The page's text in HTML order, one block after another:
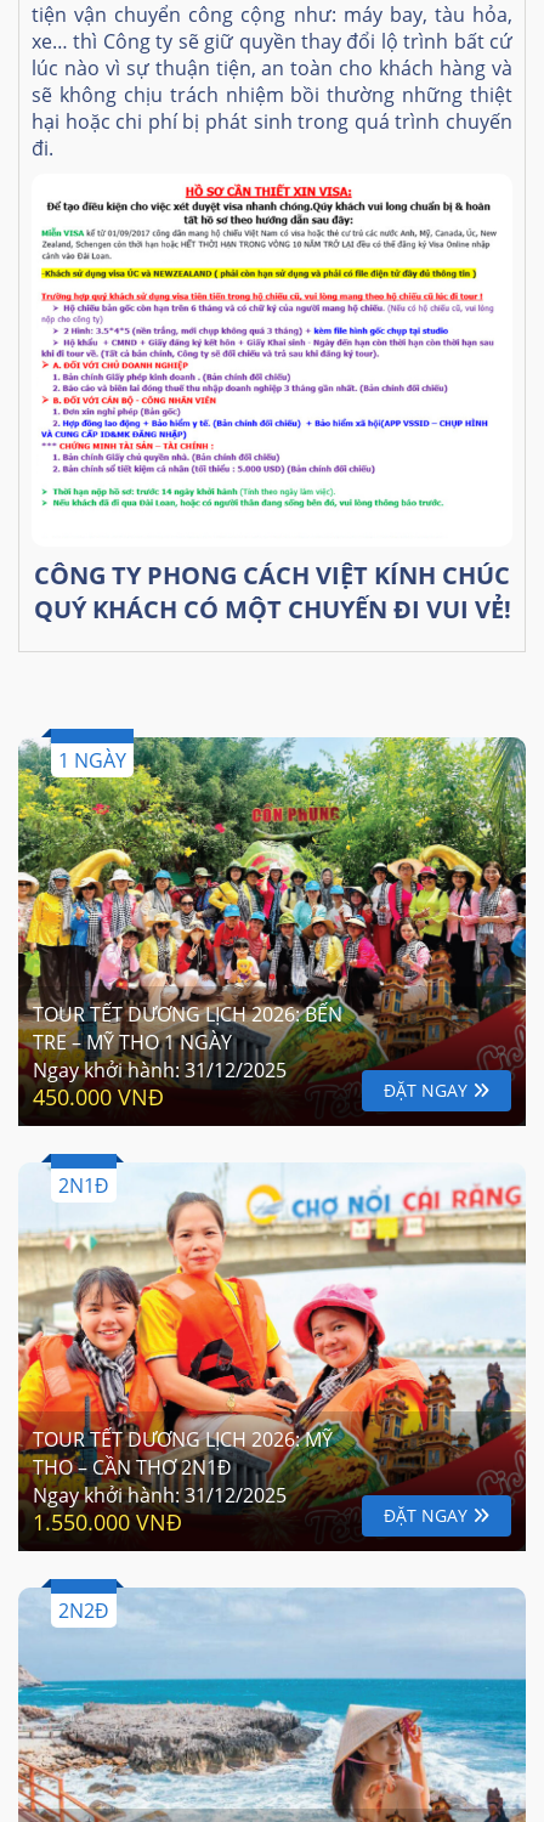
tiện vận chuyển công cộng như: máy bay, tàu hỏa,
xe… thì Công ty sẽ giữ quyền thay đổi lộ trình bất cứ
lúc nào vì sự thuận tiện, an toàn cho khách hàng và
sẽ không chịu trách nhiệm bồi thường những thiệt
hại hoặc chi phí bị phát sinh trong quá trình chuyến
đi.
CÔNG TY PHONG CÁCH VIỆT KÍNH CHÚC
QUÝ KHÁCH CÓ MỘT CHUYẾN ĐI VUI VẺ!
1 NGÀY
TOUR TẾT DƯƠNG LỊCH 2026: BẾN
TRE – MỸ THO 1 NGÀY
Ngay khởi hành:31/12/2025
450.000 VNĐ ĐẶT NGAY
2N1Đ
TOUR TẾT DƯƠNG LỊCH 2026: MỸ
THO – CẦN THƠ 2N1Đ
Ngay khởi hành:31/12/2025
1.550.000 VNĐ ĐẶT NGAY
2N2Đ